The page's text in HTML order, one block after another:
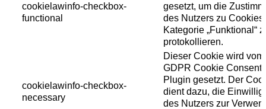
cookielawinfo-checkbox-
functional
gesetzt, um die
des Nutzers zu Cookies
Kategorie „Funktional“
protokollieren.
cookielawinfo-checkbox-
necessary
Dieser Cookie wird vom
GDPR Cookie Consent
Plugin gesetzt. Der
dient dazu, die
des Nutzers zur